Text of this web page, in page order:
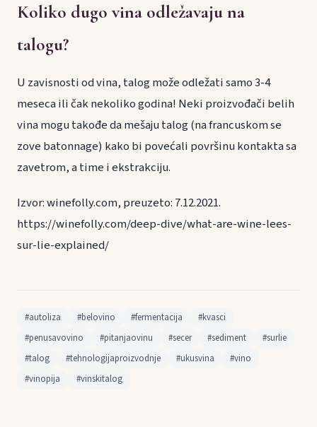
Koliko dugo vina odležavaju na
talogu?
U zavisnosti od vina, talog može odležati samo 3-4
meseca ili čak nekoliko godina! Neki proizvođači belih
vina mogu takođe da mešaju talog (na francuskom se
zove batonnage) kako bi povećali površinu kontakta sa
zavetrom, a time i ekstrakciju.
Izvor: winefolly.com, preuzeto: 7.12.2021.
https://winefolly.com/deep-dive/what-are-wine-lees-
sur-lie-explained/
#autoliza #belovino #fermentacija
#kvasci
#penusavovino
#pitanjaovinu #secer #sediment
#surlie
#talog
#tehnologijaproizvodnje #ukusvina
#vino
#vinopija
#vinskitalog